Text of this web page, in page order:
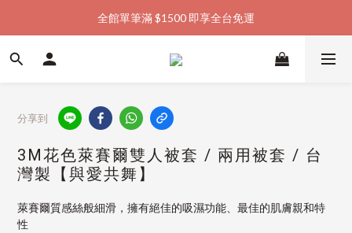
加入會員購物金  馬上領  馬上折
全館單筆滿 $1500 即享全台免運
加入會員購物金  馬上領  馬上折
分享到
3M花色萊賽爾雙人被套 / 兩用被套 / 台
灣製【與愛共舞】
萊賽爾質感絲般細滑，擁有絕佳的吸濕功能、最佳的肌膚親和特
性